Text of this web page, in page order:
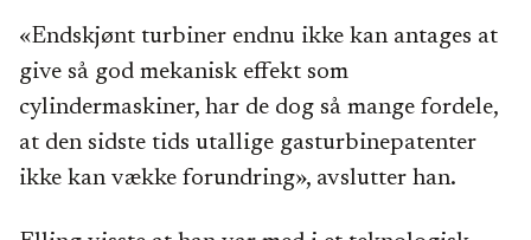
«Endskjønt turbiner endnu ikke kan antages at
give så god mekanisk effekt som
cylindermaskiner, har de dog så mange fordele,
at den sidste tids utallige gasturbinepatenter
ikke kan vække forundring», avslutter han.